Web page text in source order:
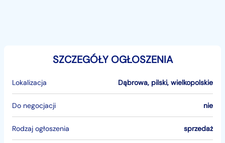
SZCZEGÓŁY OGŁOSZENIA
Lokalizacja Dąbrowa, pilski, wielkopolskie
Do negocjacji nie
Rodzaj ogłoszenia sprzedaż